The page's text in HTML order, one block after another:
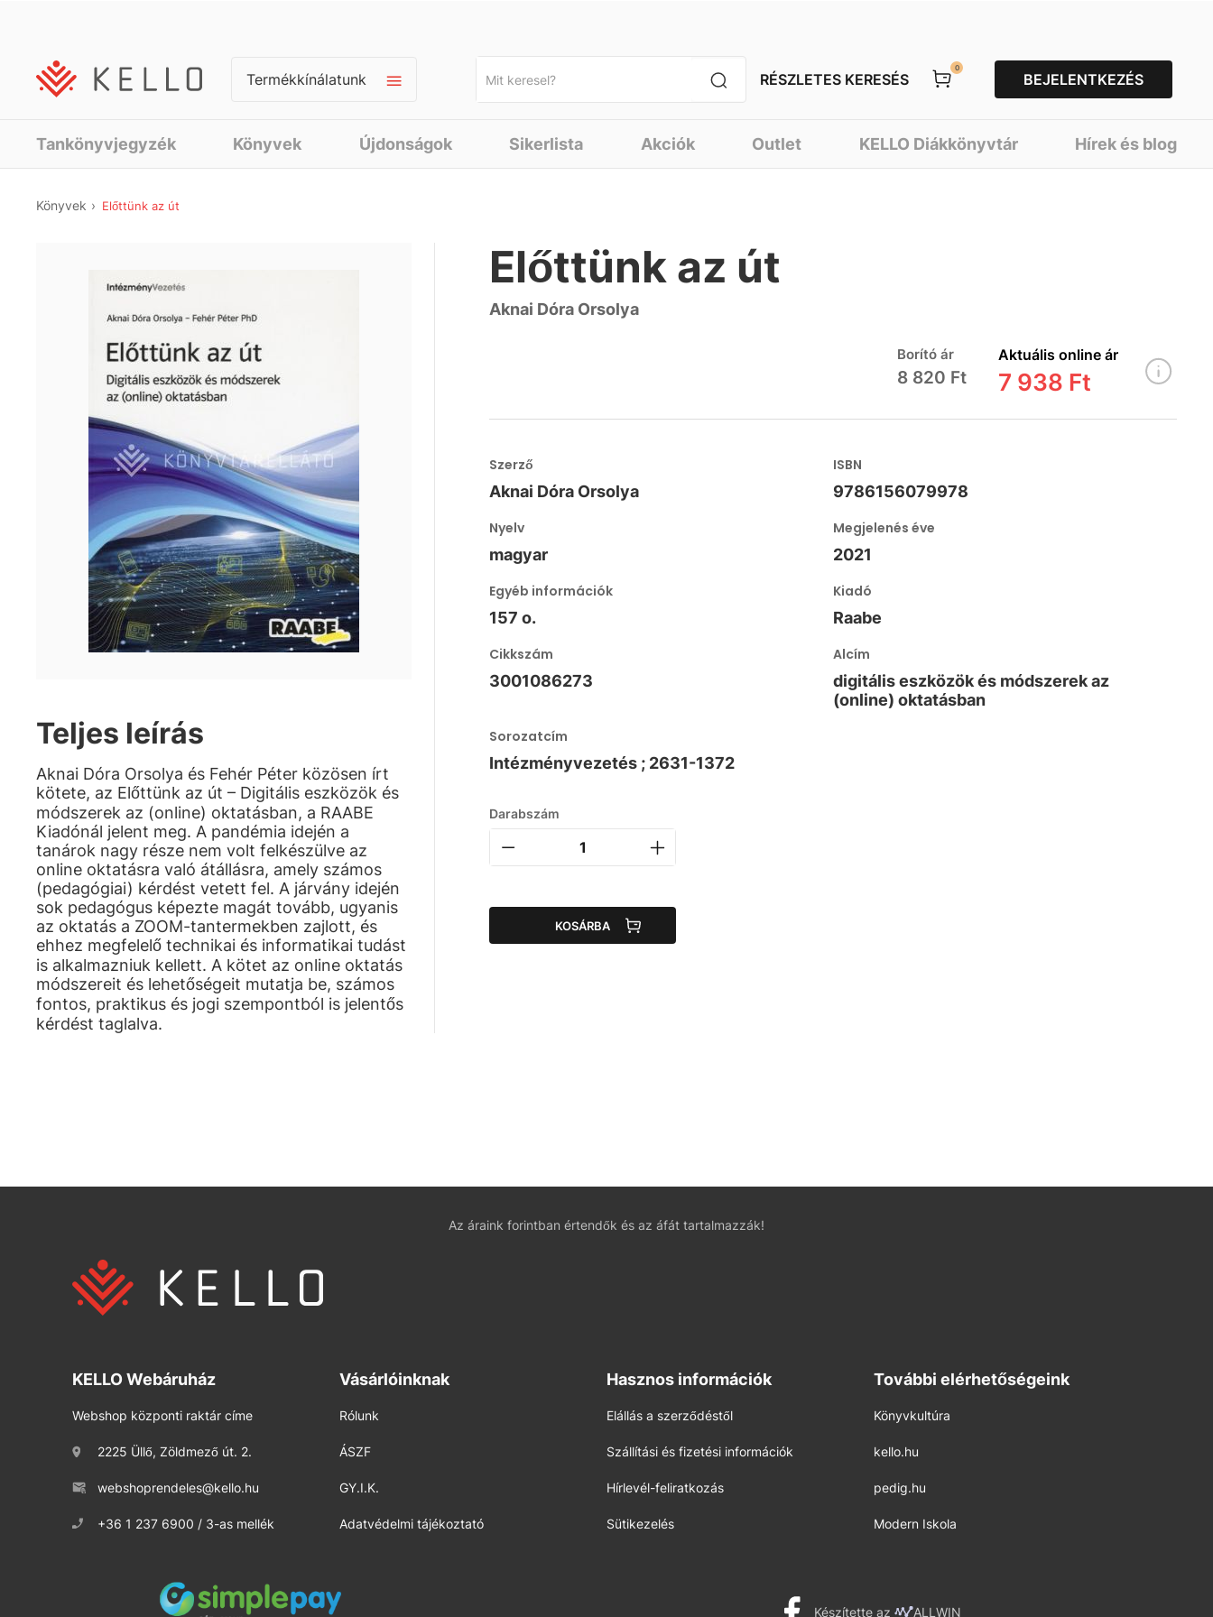
Termékkínálatunk RÉSZLETES KERESÉS
0
BEJELENTKEZÉS
Tankönyvjegyzék Könyvek Újdonságok Sikerlista Akciók Outlet KELLO Diákkönyvtár Hírek és blog
Könyvek Előttünk az út
Teljes leírás
Aknai Dóra Orsolya és Fehér Péter közösen írt
kötete, az Előttünk az út – Digitális eszközök és
módszerek az (online) oktatásban, a RAABE
Kiadónál jelent meg. A pandémia idején a
tanárok nagy része nem volt felkészülve az
online oktatásra való átállásra, amely számos
(pedagógiai) kérdést vetett fel. A járvány idején
sok pedagógus képezte magát tovább, ugyanis
az oktatás a ZOOM-tantermekben zajlott, és
ehhez megfelelő technikai és informatikai tudást
is alkalmazniuk kellett. A kötet az online oktatás
módszereit és lehetőségeit mutatja be, számos
fontos, praktikus és jogi szempontból is jelentős
kérdést taglalva.
Előttünk az út
Aknai Dóra Orsolya
Borító ár
8 820 Ft
Aktuális online ár
7 938 Ft
Szerző
Aknai Dóra Orsolya
ISBN
9786156079978
Nyelv
magyar
Megjelenés éve
2021
Egyéb információk
157 o.
Kiadó
Raabe
Cikkszám
3001086273
Alcím
digitális eszközök és módszerek az
(online) oktatásban
Sorozatcím
Intézményvezetés ; 2631-1372
Darabszám
KOSÁRBA
Az áraink forintban értendők és az áfát tartalmazzák!
KELLO Webáruház
Webshop központi raktár címe
2225 Üllő, Zöldmező út. 2.
webshoprendeles@kello.hu
+36 1 237 6900 / 3-as mellék
Vásárlóinknak
Rólunk
ÁSZF
GY.I.K.
Adatvédelmi tájékoztató
Hasznos információk
Elállás a szerződéstől
Szállítási és fizetési információk
Hírlevél-feliratkozás
Sütikezelés
További elérhetőségeink
Könyvkultúra
kello.hu
pedig.hu
Modern Iskola
Készítette az ALLWIN